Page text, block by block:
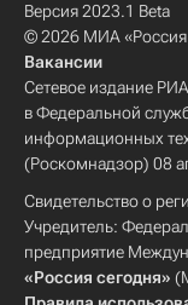
Версия 2023.1 Beta
© 2026 МИА «Россия
Вакансии
Сетевое издание
в Федеральной
информационных
(Роскомнадзор) 08
Свидетельство о
Учредитель:
предприятие
«Россия сегодня»